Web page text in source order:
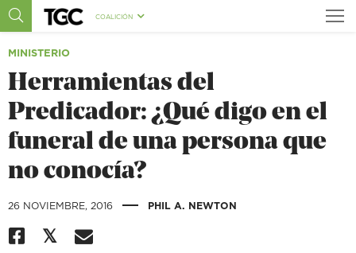
COALICIÓN
MINISTERIO
Herramientas del
Predicador: ¿Qué digo en el
funeral de una persona que
no conocía?
26 NOVIEMBRE, 2016 | PHIL A. NEWTON